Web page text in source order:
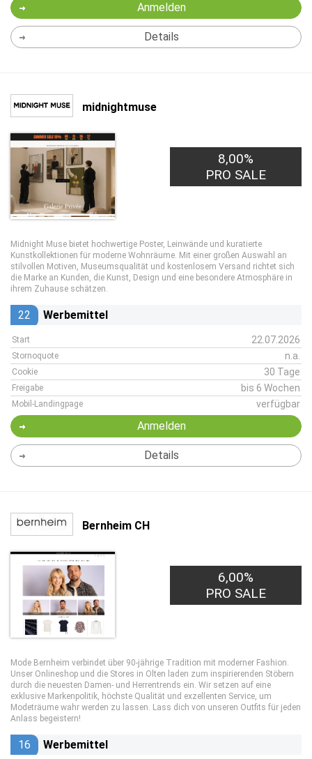
Anmelden
Details
midnightmuse
8,00%
PRO SALE
Midnight Muse bietet hochwertige Poster, Leinwände und kuratierte
Kunstkollektionen für moderne Wohnräume. Mit einer großen Auswahl an
stilvollen Motiven, Museumsqualität und kostenlosem Versand richtet sich
die Marke an Kunden, die Kunst, Design und eine besondere Atmosphäre in
ihrem Zuhause schätzen.
22 Werbemittel
Start 22.07.2026
Stornoquote n.a.
Cookie 30 Tage
Freigabe bis 6 Wochen
Mobil-Landingpage verfügbar
Anmelden
Details
Bernheim CH
6,00%
PRO SALE
Mode Bernheim verbindet über 90-jährige Tradition mit moderner Fashion.
Unser Onlineshop und die Stores in Olten laden zum inspirierenden Stöbern
durch die neuesten Damen- und Herrentrends ein. Wir setzen auf eine
exklusive Markenpolitik, höchste Qualität und exzellenten Service, um
Modeträume wahr werden zu lassen. Lass dich von unseren Outfits für jeden
Anlass begeistern!
16 Werbemittel